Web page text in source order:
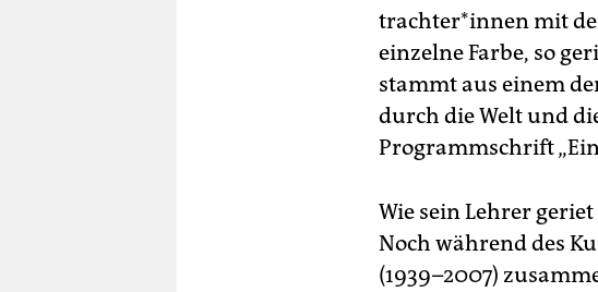
trach­te­r*in­nen mit
einzelne Farbe, so
stammt aus einem
durch die Welt und
Programmschrift
Wie sein Lehrer
Noch während des
(1939–2007)